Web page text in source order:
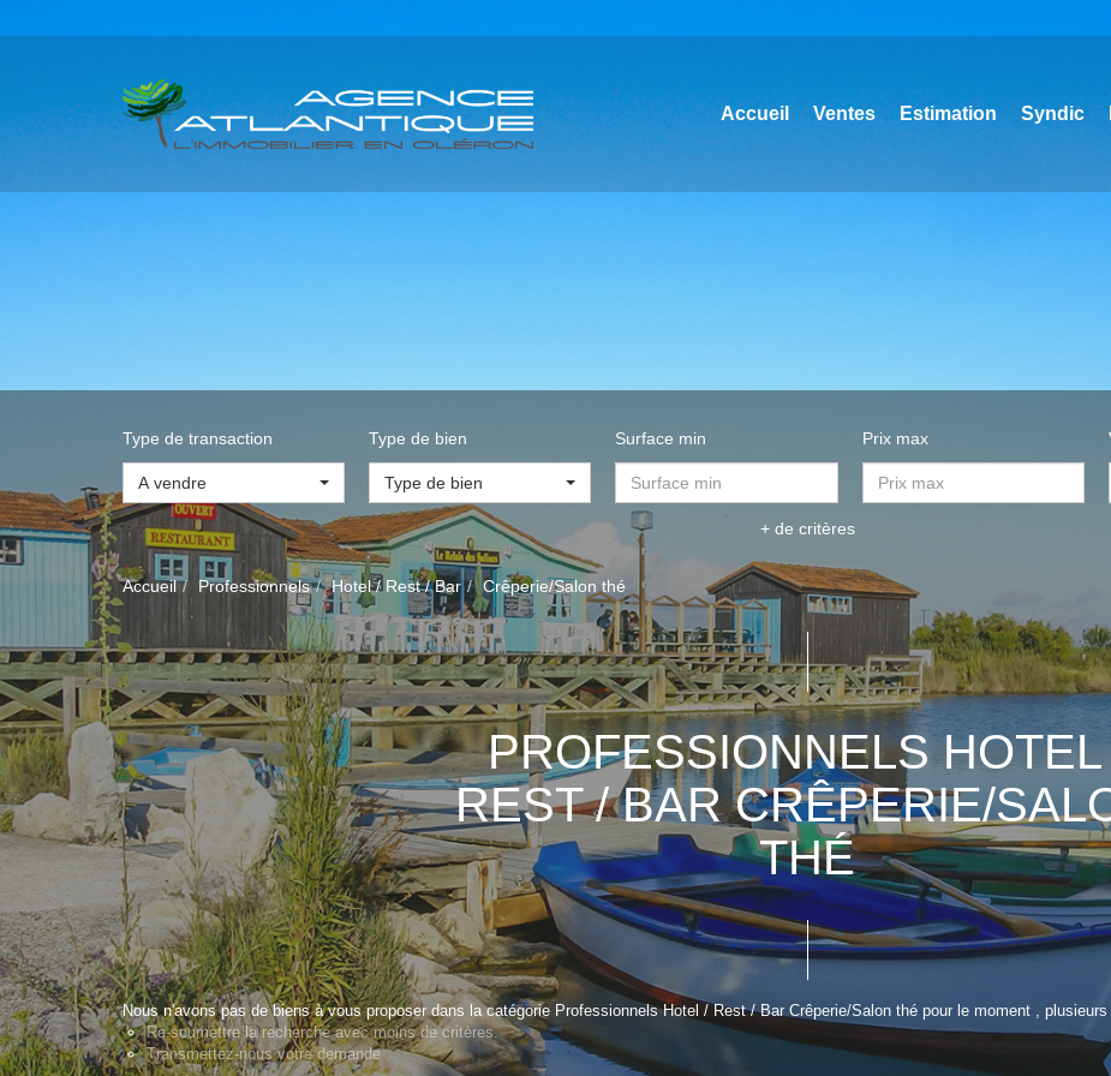
Accueil Ventes Estimation Syndic
Type de transaction
A vendre
Type de bien
Type de bien
Surface min Prix max
+ de critères
Accueil Professionnels Hotel / Rest / Bar Crêperie/Salon thé
PROFESSIONNELS HOTEL
REST / BAR CRÊPERIE/
THÉ
Nous n'avons pas de biens à vous proposer dans la catégorie Professionnels Hotel / Rest / Bar Crêperie/Salon thé pour le moment ,
Re-soumettre la recherche avec moins de critères.
Transmettez-nous votre demande